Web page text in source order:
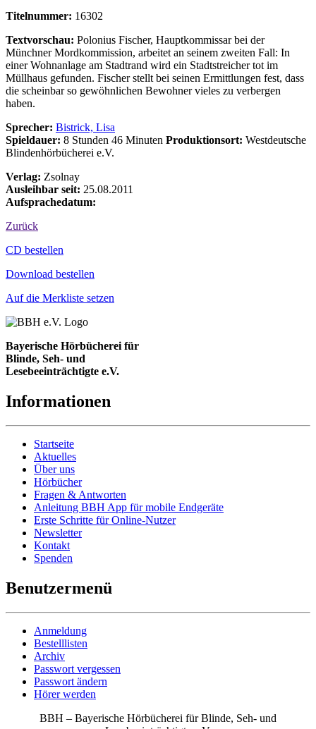
Titelnummer: 16302
Textvorschau: Polonius Fischer, Hauptkommissar bei der
Münchner Mordkommission, arbeitet an seinem zweiten Fall: In
einer Wohnanlage am Stadtrand wird ein Stadtstreicher tot im
Müllhaus gefunden. Fischer stellt bei seinen Ermittlungen fest, dass
die scheinbar so gewöhnlichen Bewohner vieles zu verbergen
haben.
Sprecher: Bistrick, Lisa
Spieldauer: 8 Stunden 46 Minuten Produktionsort: Westdeutsche
Blindenhörbücherei e.V.
Verlag: Zsolnay
Ausleihbar seit: 25.08.2011
Aufsprachedatum:
Zurück
Bestell-Aktionen
CD bestellen
Download bestellen
Auf die Merkliste setzen
Bayerische Hörbücherei für
Blinde, Seh- und
Lesebeeinträchtigte e.V.
Informationen
Startseite
Aktuelles
Über uns
Hörbücher
Fragen & Antworten
Anleitung BBH App für mobile Endgeräte
Erste Schritte für Online-Nutzer
Newsletter
Kontakt
Spenden
Benutzermenü
Anmeldung
Bestelllisten
Archiv
Passwort vergessen
Passwort ändern
Hörer werden
BBH – Bayerische Hörbücherei für Blinde, Seh- und